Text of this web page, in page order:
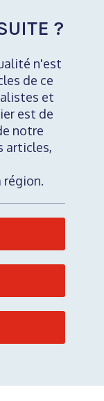
?
n'est
de ce
et
est de
notre
articles,
région.